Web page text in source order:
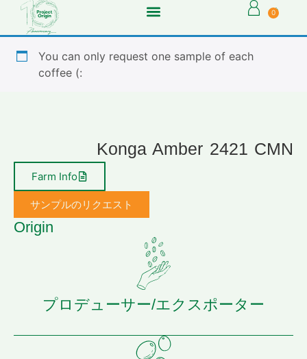
0
You can only request one sample of each
coffee (:
Konga Amber 2421 CMN
Farm Info
サンプルのリクエスト
Origin
プロデューサー/エクスポーター